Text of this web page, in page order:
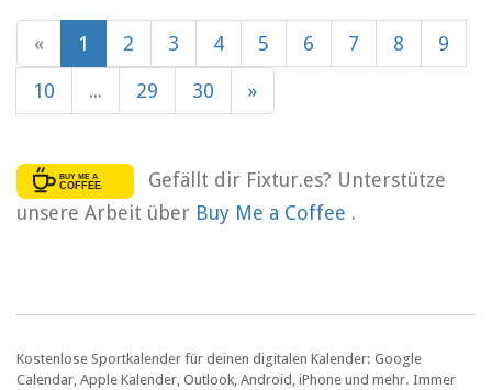
« 1 2 3 4 5 6 7 8 9
10 ... 29 30 »
Gefällt dir Fixtur.es? Unterstütze
unsere Arbeit über Buy Me a Coffee .
Kostenlose Sportkalender für deinen digitalen Kalender: Google
Calendar, Apple Kalender, Outlook, Android, iPhone und mehr. Immer